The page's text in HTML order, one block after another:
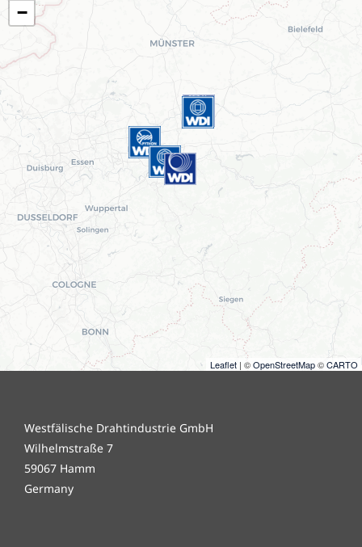
−
Leaflet | ©OpenStreetMap©CARTO
Westfälische Drahtindustrie GmbH
Wilhelmstraße 7
59067 Hamm
Germany